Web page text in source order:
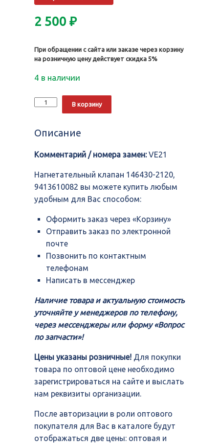
2 500 ₽
При обращении с сайта или заказе через корзину
на розничную цену действует скидка 5%
4 в наличии
Количество
Нагнетательный
2120,
В корзину
Описание
Комментарий / номера замен:VE21
Нагнетательный клапан 146430-2120,
9413610082 вы можете купить любым
удобным для Вас способом:
Оформить заказ через «Корзину»
Отправить заказ по электронной
почте
Позвонить по контактным
телефонам
Написать в мессенджер
Наличие товара и актуальную стоимость
уточняйте у менеджеров по телефону,
через мессенджеры или форму «Вопрос
по запчасти»!
Цены указаны розничные! Для покупки
товара по оптовой цене необходимо
зарегистрироваться на сайте и выслать
нам реквизиты организации.
После авторизации в роли оптового
покупателя для Вас в каталоге будут
отображаться две цены: оптовая и